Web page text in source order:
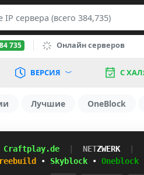
735 Онлайн серверов
ВЕРСИЯ С
Лучшие OneBlock
Craftplay.de NETZWERK
• Skyblock • Oneblock